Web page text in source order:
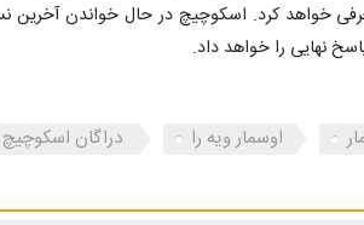
خواهد کرد. اسکوچیچ در حال خواندن آخرین
نهایی را خواهد داد.
اوسمار ویه را
دراگان اسکوچیچ